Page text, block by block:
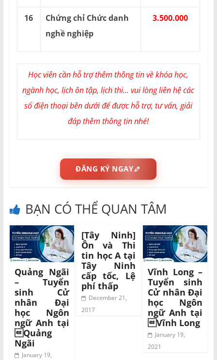
16
Chứng chỉ Chức danh
nghề nghiệp
3.500.000
Học viên cần hỗ trợ thêm thông tin về khóa học,
ngành học, lịch ôn tập, lịch thi... vui lòng liên hệ các
số điện thoại bên dưới để được hỗ trợ, tư vấn, giải
đáp thêm thông tin nhé!
ĐĂNG KÝ NGAY
BẠN CÓ THỂ QUAN TÂM
Quảng Ngãi
– Tuyển
sinh Cử
nhân Đại
học Ngôn
ngữ Anh tại
Quảng
Ngãi
January 19,
[Tây Ninh]
Ôn và Thi
tin học A tại
Tây Ninh
cấp tốc, Lệ
phí thấp
December 21,
2017
Vĩnh Long –
Tuyển sinh
Cử nhân Đại
học Ngôn
ngữ Anh tại
Vĩnh Long
January 19,
2021